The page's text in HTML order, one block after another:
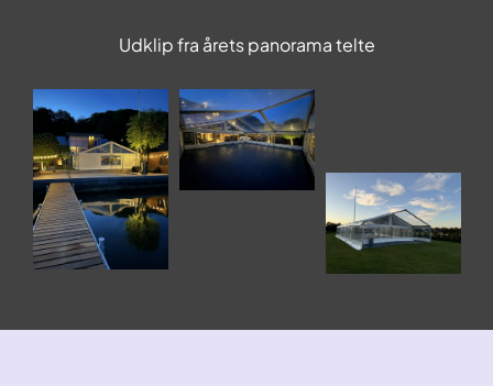
Udklip fra årets panorama telte